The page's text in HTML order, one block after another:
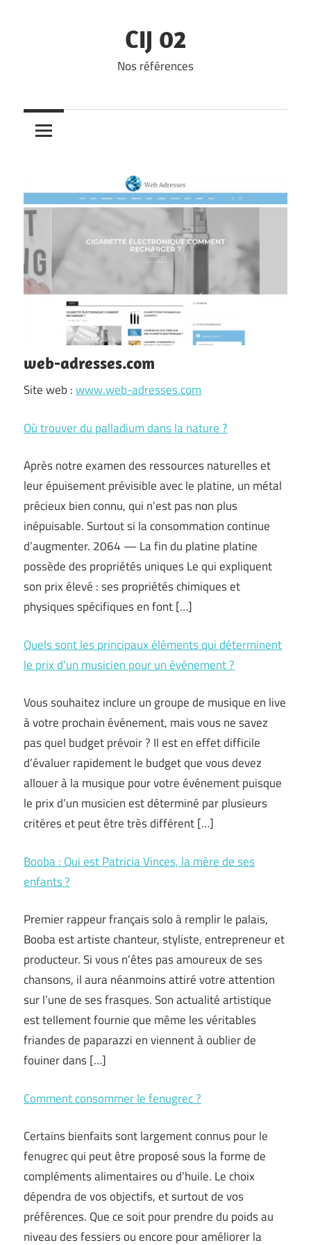
CIJ 02
Nos références
web-adresses.com
Site web :www.web-adresses.com
Où trouver du palladium dans la nature ?
Après notre examen des ressources naturelles et
leur épuisement prévisible avec le platine, un métal
précieux bien connu, qui n’est pas non plus
inépuisable. Surtout si la consommation continue
d’augmenter. 2064 — La fin du platine platine
possède des propriétés uniques Le qui expliquent
son prix élevé : ses propriétés chimiques et
physiques spécifiques en font […]
Quels sont les principaux éléments qui déterminent
le prix d’un musicien pour un événement ?
Vous souhaitez inclure un groupe de musique en live
à votre prochain événement, mais vous ne savez
pas quel budget prévoir ? Il est en effet difficile
d’évaluer rapidement le budget que vous devez
allouer à la musique pour votre événement puisque
le prix d’un musicien est déterminé par plusieurs
critères et peut être très différent […]
Booba : Qui est Patricia Vinces, la mère de ses
enfants ?
Premier rappeur français solo à remplir le palais,
Booba est artiste chanteur, styliste, entrepreneur et
producteur. Si vous n’êtes pas amoureux de ses
chansons, il aura néanmoins attiré votre attention
sur l’une de ses frasques. Son actualité artistique
est tellement fournie que même les véritables
friandes de paparazzi en viennent à oublier de
fouiner dans […]
Comment consommer le fenugrec ?
Certains bienfaits sont largement connus pour le
fenugrec qui peut être proposé sous la forme de
compléments alimentaires ou d’huile. Le choix
dépendra de vos objectifs, et surtout de vos
préférences. Que ce soit pour prendre du poids au
niveau des fessiers ou encore pour améliorer la